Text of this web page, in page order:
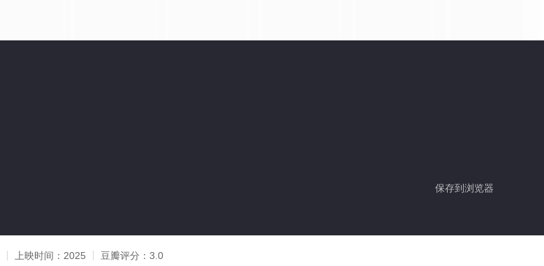
保存到浏览器
上映时间： 2025 豆瓣评分： 3.0